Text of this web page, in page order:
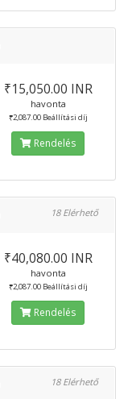
₹15,050.00 INR
havonta
₹2,087.00 Beállítási díj
Rendelés
18 Elérhető
₹40,080.00 INR
havonta
₹2,087.00 Beállítási díj
Rendelés
18 Elérhető